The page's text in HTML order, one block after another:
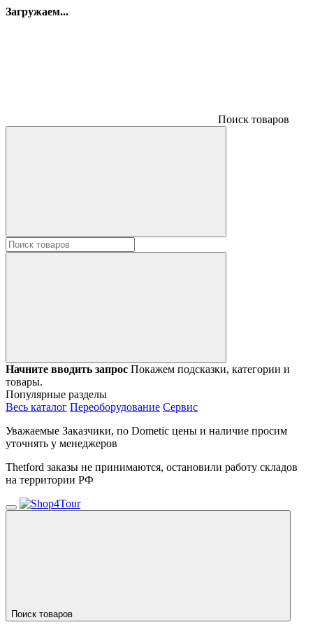
Загружаем...
Поиск товаров
Начните вводить запрос Покажем подсказки, категории и
товары.
Популярные разделы
Весь каталог Переоборудование Сервис
Уважаемые Заказчики, по Dometic цены и наличие просим
уточнять у менеджеров
Thetford заказы не принимаются, остановили работу складов
на территории РФ
Поиск товаров